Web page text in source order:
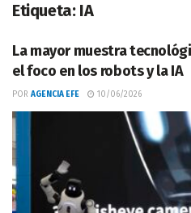
Etiqueta: IA
La mayor muestra
el foco en los robots y la IA
POR AGENCIA EFE 10/06/2026